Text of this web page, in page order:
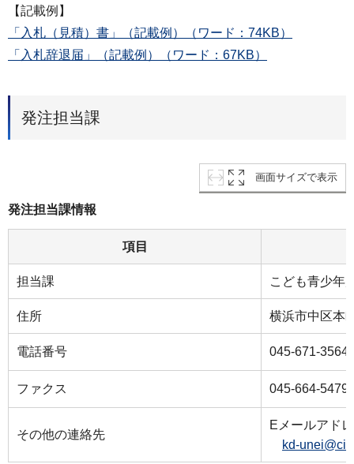
【記載例】
「入札（見積）書」（記載例）（ワード：74KB）
「入札辞退届」（記載例）（ワード：67KB）
発注担当課
画面サイズで表示
発注担当課情報
項目
担当課 こども青少年
住所 横浜市中区本
電話番号 045-671-3564
ファクス 045-664-5479
その他の連絡先
Eメールアド
kd-